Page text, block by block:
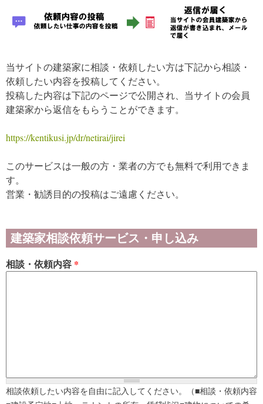
当サイトの建築家に相談・依頼したい方は下記から相談・
依頼したい内容を投稿してください。
投稿した内容は下記のページで公開され、当サイトの会員
建築家から返信をもらうことができます。
https://kentikusi.jp/dr/netirai/jirei
このサービスは一般の方・業者の方でも無料で利用できま
す。
営業・勧誘目的の投稿はご遠慮ください。
建築家相談依頼サービス・申し込み
相談・依頼内容 *
相談依頼したい内容を自由に記入してください。（■相談・依頼内容